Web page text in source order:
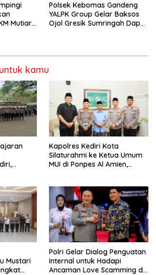
Mutiara
Polsek Kebomas Gandeng
YALPK Group Gelar Baksos
Ojol Gresik Sumringah Dapat
kamu
Kapolres Kediri Kota
Silaturahmi ke Ketua Umum
MUI di Ponpes Al Amien,
Mustari
Polri Gelar Dialog Penguatan
Internal untuk Hadapi
Ancaman Love Scamming di